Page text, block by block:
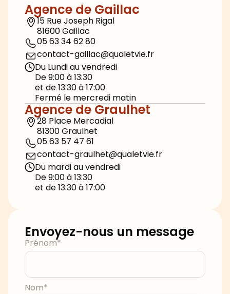
Agence de Gaillac
15 Rue Joseph Rigal
81600 Gaillac
05 63 34 62 80
contact-gaillac@qualetvie.fr
Du Lundi au vendredi
De 9:00 à 13:30
et de 13:30 à 17:00
Fermé le mercredi matin
Agence de Graulhet
28 Place Mercadial
81300 Graulhet
05 63 57 47 61
contact-graulhet@qualetvie.fr
Du mardi au vendredi
De 9:00 à 13:30
et de 13:30 à 17:00
Envoyez-nous un message
Prénom*
Nom*